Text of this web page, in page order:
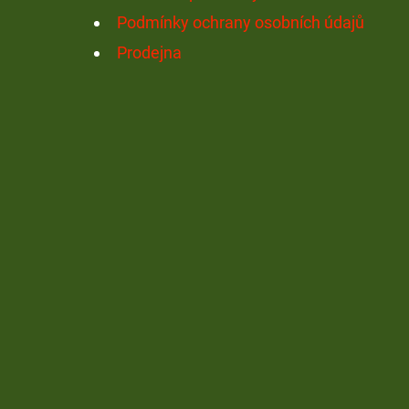
Podmínky ochrany osobních údajů
Prodejna